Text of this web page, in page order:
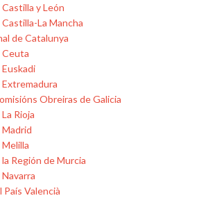
y León
La Mancha
de Catalunya
Ceuta
Obreiras de Galicia
Rioja
Región de Murcia
Valencià